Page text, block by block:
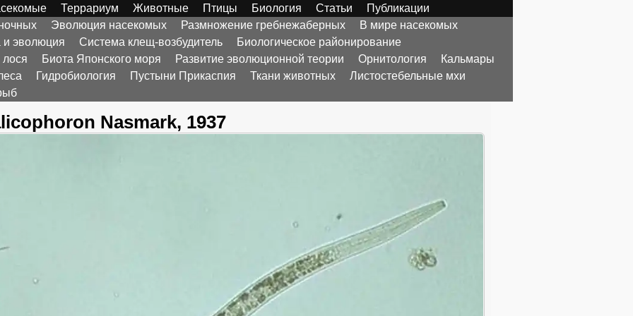
Террариум Животные Птицы Биология Статьи
Публикации
Эволюция насекомых Размножение гребнежаберных
В мире насекомых
и эволюция
Система клещ-возбудитель
Биологическое районирование
Биота Японского моря Развитие эволюционной теории Орнитология
Кальмары
Гидробиология Пустыни Прикаспия Ткани животных
Листостебельные мхи
Nasmark, 1937